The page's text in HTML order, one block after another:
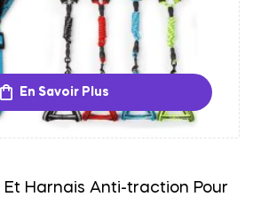
En Savoir Plus
Et Harnais Anti-traction Pour